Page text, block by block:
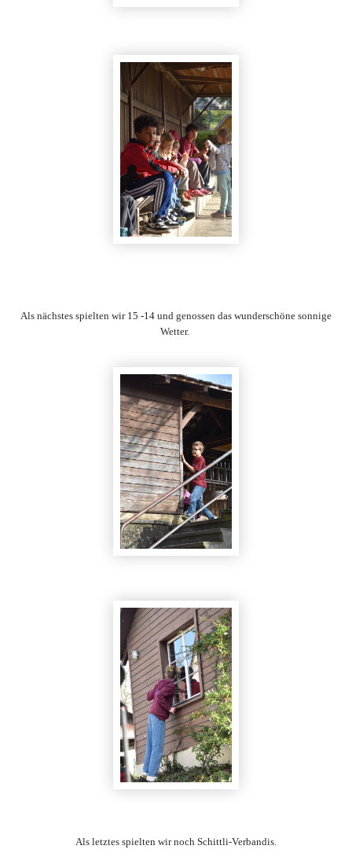
Als nächstes spielten wir 15 -14 und genossen das wunderschöne sonnige
Wetter.
Als letztes spielten wir noch Schittli-Verbandis.